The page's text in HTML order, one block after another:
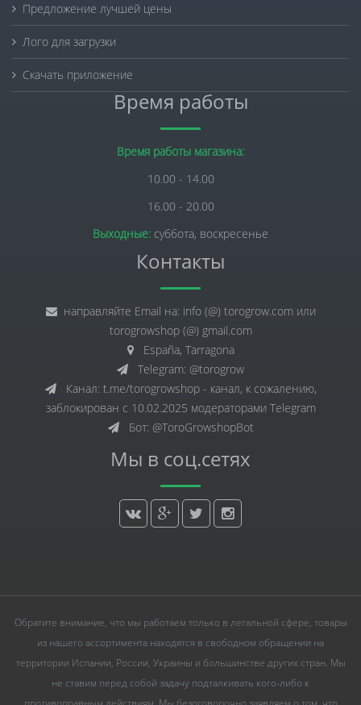
Предложение лучшей цены
Лого для загрузки
Скачать приложение
Время работы
Время работы магазина:
10.00 - 14.00
16.00 - 20.00
Выходные: суббота, воскресенье
Контакты
направляйте Email на: info (@) torogrow.com или
torogrowshop (@) gmail.com
España, Tarragona
Telegram: @torogrow
Канал: t.me/torogrowshop - канал, к сожалению,
заблокирован с 10.02.2025 модераторами Telegram
Бот: @ToroGrowshopBot
Мы в соц.сетях
Обратите внимание, что мы работаем только в легальной сфере, товары
из нашего ассортимента находятся в свободном обращении на
территории Испании, России, Украины и большинстве других стран. Мы
не ставим перед собой задачу подталкивать кого-либо к